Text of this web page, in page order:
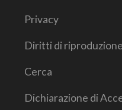
Privacy
Diritti di riproduzione
Cerca
Dichiarazione di